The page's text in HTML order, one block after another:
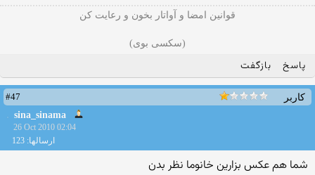
قوانین امضا و آواتار بخون و رعایت کن
(سکسی بوی)
پاسخ بازگفت
کاربر
#47
sina_sinama
26 Oct 2010 02:04
ارسالها: 123
شما هم عكس بزارین خانوما نظر بدن